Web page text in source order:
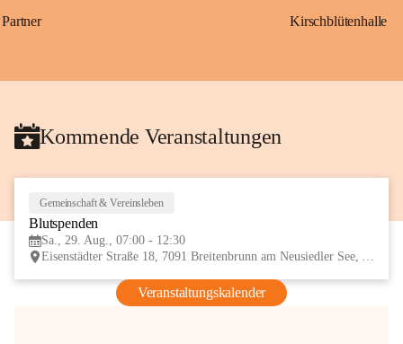
Partner Kirschblütenhalle
Kommende Veranstaltungen
Gemeinschaft & Vereinsleben
Blutspenden
Sa., 29. Aug., 07:00 - 12:30
Eisenstädter Straße 18, 7091 Breitenbrunn am Neusiedler See, AUT
Veranstaltungskalender